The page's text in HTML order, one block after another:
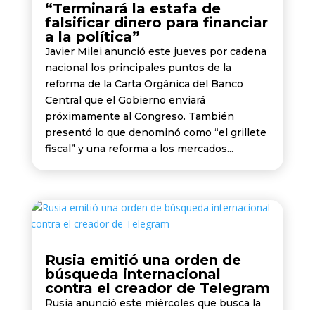
“Terminará la estafa de
falsificar dinero para financiar
a la política”
Javier Milei anunció este jueves por cadena
nacional los principales puntos de la
reforma de la Carta Orgánica del Banco
Central que el Gobierno enviará
próximamente al Congreso. También
presentó lo que denominó como “el grillete
fiscal” y una reforma a los mercados...
Rusia emitió una orden de
búsqueda internacional
contra el creador de Telegram
Rusia anunció este miércoles que busca la